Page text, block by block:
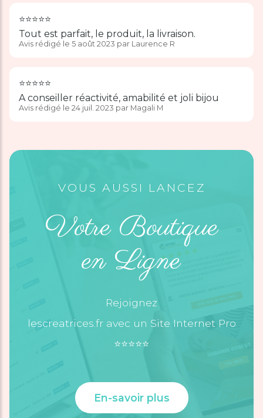
⭐️⭐️⭐️⭐️⭐️
Tout est parfait, le produit, la livraison.
Avis rédigé le 5 août 2023 par Laurence R
⭐️⭐️⭐️⭐️⭐️
A conseiller réactivité, amabilité et joli bijou
Avis rédigé le 24 juil. 2023 par Magali M
VOUS AUSSI LANCEZ
Votre Boutique
en Ligne
Rejoignez
lescreatrices.fr avec un Site Internet Pro
⭐️⭐️⭐️⭐️⭐️
En-savoir plus